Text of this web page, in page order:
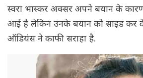
स्वरा भास्कर अक्सर अपने बयान के कारण
आई है लेकिन उनके बयान को साइड कर
ऑडियंस ने काफी सराहा है.